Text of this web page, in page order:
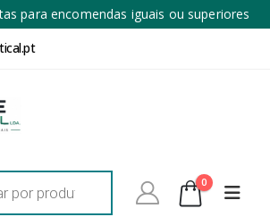
para encomendas iguais ou superiores
a 100€ + IVA*
0